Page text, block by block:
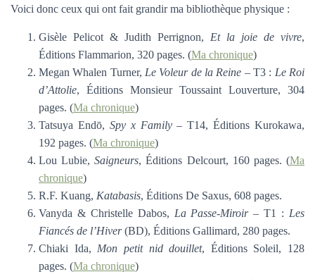
Voici donc ceux qui ont fait grandir ma bibliothèque physique :
Gisèle Pelicot & Judith Perrignon, Et la joie de vivre,
Éditions Flammarion, 320 pages. (Ma chronique)
Megan Whalen Turner, Le Voleur de la Reine – T3 : Le Roi
d’Attolie, Éditions Monsieur Toussaint Louverture, 304
pages. (Ma chronique)
Tatsuya Endō, Spy x Family– T14, Éditions Kurokawa,
192 pages. (Ma chronique)
Lou Lubie,Saigneurs, Éditions Delcourt, 160 pages. (Ma
chronique)
R.F. Kuang, Katabasis, Éditions De Saxus, 608 pages.
Vanyda & Christelle Dabos, La Passe-Miroir– T1 : Les
Fiancés de l’Hiver(BD), Éditions Gallimard, 280 pages.
Chiaki Ida, Mon petit nid douillet, Éditions Soleil, 128
pages. (Ma chronique)